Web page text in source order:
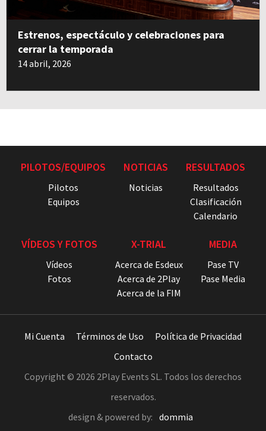
Estrenos, espectáculo y celebraciones para
cerrar la temporada
14 abril, 2026
PILOTOS/EQUIPOS
Pilotos
Equipos
NOTICIAS
Noticias
RESULTADOS
Resultados
Clasificación
Calendario
VÍDEOS Y FOTOS
Vídeos
Fotos
X-TRIAL
Acerca de Esdeux
Acerca de 2Play
Acerca de la FIM
MEDIA
Pase TV
Pase Media
Mi Cuenta Términos de Uso
Política de Privacidad
Contacto
Copyright © 2026 2Play Events SL. Todos los derechos
reservados.
design & powered by: dommia